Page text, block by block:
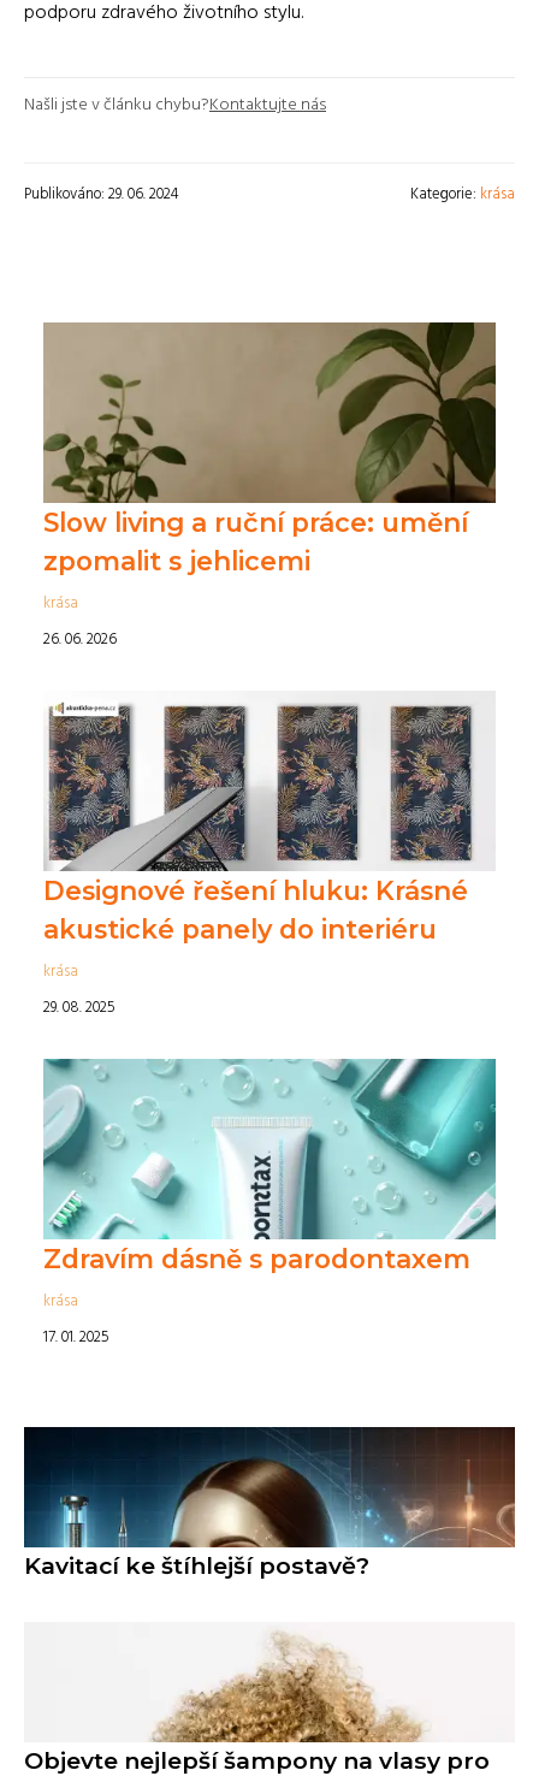
podporu zdravého životního stylu.
Našli jste v článku chybu?Kontaktujte nás
Publikováno: 29. 06. 2024 Kategorie: krása
Slow living a ruční práce: umění
zpomalit s jehlicemi
krása
26. 06. 2026
Designové řešení hluku: Krásné
akustické panely do interiéru
krása
29. 08. 2025
Zdravím dásně s parodontaxem
krása
17. 01. 2025
Kavitací ke štíhlejší postavě?
Objevte nejlepší šampony na vlasy pro